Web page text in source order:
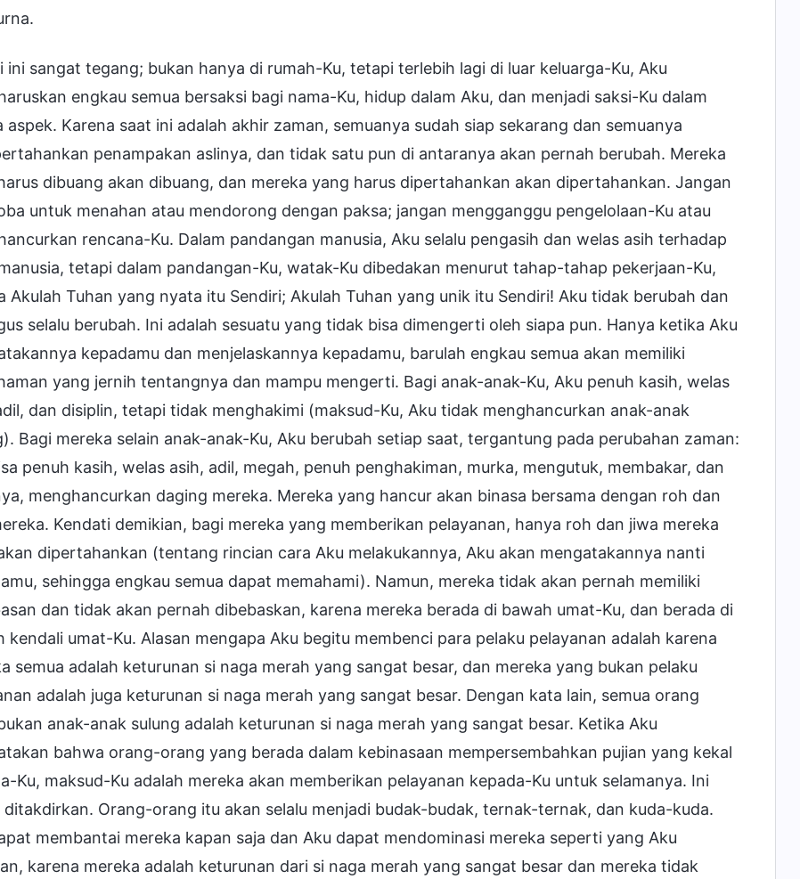
ini sangat tegang; bukan hanya di rumah-Ku, tetapi terlebih lagi di luar keluarga-Ku, Aku
engkau semua bersaksi bagi nama-Ku, hidup dalam Aku, dan menjadi saksi-Ku dalam
aspek. Karena saat ini adalah akhir zaman, semuanya sudah siap sekarang dan semuanya
penampakan aslinya, dan tidak satu pun di antaranya akan pernah berubah. Mereka
dibuang akan dibuang, dan mereka yang harus dipertahankan akan dipertahankan. Jangan
untuk menahan atau mendorong dengan paksa; jangan mengganggu pengelolaan-Ku atau
rencana-Ku. Dalam pandangan manusia, Aku selalu pengasih dan welas asih terhadap
tetapi dalam pandangan-Ku, watak-Ku dibedakan menurut tahap-tahap pekerjaan-Ku,
Akulah Tuhan yang nyata itu Sendiri; Akulah Tuhan yang unik itu Sendiri! Aku tidak berubah dan
selalu berubah. Ini adalah sesuatu yang tidak bisa dimengerti oleh siapa pun. Hanya ketika Aku
kepadamu dan menjelaskannya kepadamu, barulah engkau semua akan memiliki
yang jernih tentangnya dan mampu mengerti. Bagi anak-anak-Ku, Aku penuh kasih, welas
dan disiplin, tetapi tidak menghakimi (maksud-Ku, Aku tidak menghancurkan anak-anak
Bagi mereka selain anak-anak-Ku, Aku berubah setiap saat, tergantung pada perubahan zaman:
penuh kasih, welas asih, adil, megah, penuh penghakiman, murka, mengutuk, membakar, dan
menghancurkan daging mereka. Mereka yang hancur akan binasa bersama dengan roh dan
Kendati demikian, bagi mereka yang memberikan pelayanan, hanya roh dan jiwa mereka
dipertahankan (tentang rincian cara Aku melakukannya, Aku akan mengatakannya nanti
sehingga engkau semua dapat memahami). Namun, mereka tidak akan pernah memiliki
dan tidak akan pernah dibebaskan, karena mereka berada di bawah umat-Ku, dan berada di
kendali umat-Ku. Alasan mengapa Aku begitu membenci para pelaku pelayanan adalah karena
semua adalah keturunan si naga merah yang sangat besar, dan mereka yang bukan pelaku
adalah juga keturunan si naga merah yang sangat besar. Dengan kata lain, semua orang
anak-anak sulung adalah keturunan si naga merah yang sangat besar. Ketika Aku
bahwa orang-orang yang berada dalam kebinasaan mempersembahkan pujian yang kekal
Ku, maksud-Ku adalah mereka akan memberikan pelayanan kepada-Ku untuk selamanya. Ini
ditakdirkan. Orang-orang itu akan selalu menjadi budak-budak, ternak-ternak, dan kuda-kuda.
membantai mereka kapan saja dan Aku dapat mendominasi mereka seperti yang Aku
karena mereka adalah keturunan dari si naga merah yang sangat besar dan mereka tidak